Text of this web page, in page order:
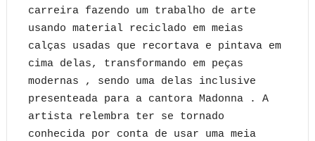
carreira fazendo um trabalho de arte
usando material reciclado em meias
calças usadas que recortava e pintava em
cima delas, transformando em peças
modernas , sendo uma delas inclusive
presenteada para a cantora Madonna . A
artista relembra ter se tornado
conhecida por conta de usar uma meia